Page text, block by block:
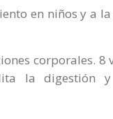
en niños y a
corporales. 8
la digestión